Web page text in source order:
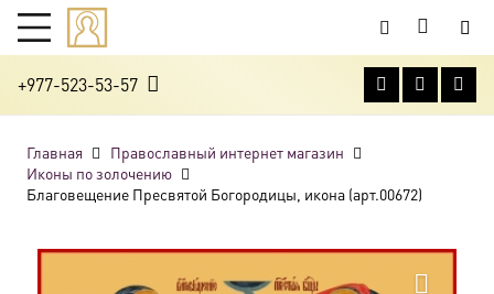
+977-523-53-57
Главная
Православный интернет магазин
Иконы по золочению
Благовещение Пресвятой Богородицы, икона (арт.00672)